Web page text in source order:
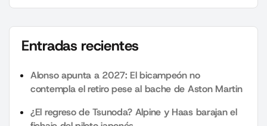
Entradas recientes
Alonso apunta a 2027: El bicampeón no
contempla el retiro pese al bache de Aston Martin
¿El regreso de Tsunoda? Alpine y Haas barajan el